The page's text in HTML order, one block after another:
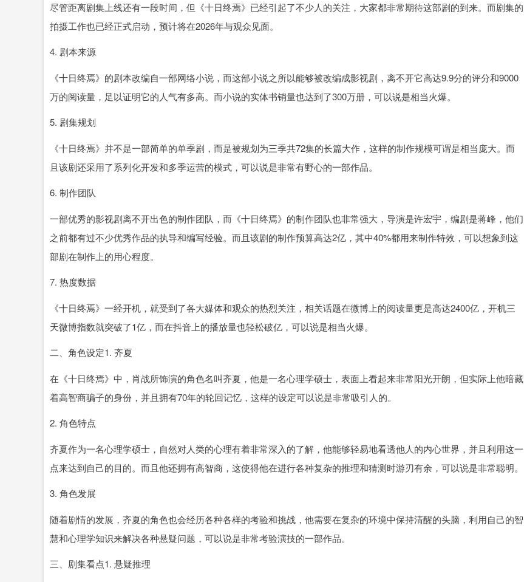
尽管距离剧集上线还有一段时间，但《十日终焉》已经引起了不少人的关注，大家都非常期待这部剧的到来。而剧集的
拍摄工作也已经正式启动，预计将在2026年与观众见面。
4. 剧本来源
《十日终焉》的剧本改编自一部网络小说，而这部小说之所以能够被改编成影视剧，离不开它高达9.9分的评分和9000
万的阅读量，足以证明它的人气有多高。而小说的实体书销量也达到了300万册，可以说是相当火爆。
5. 剧集规划
《十日终焉》并不是一部简单的单季剧，而是被规划为三季共72集的长篇大作，这样的制作规模可谓是相当庞大。而
且该剧还采用了系列化开发和多季运营的模式，可以说是非常有野心的一部作品。
6. 制作团队
一部优秀的影视剧离不开出色的制作团队，而《十日终焉》的制作团队也非常强大，导演是许宏宇，编剧是蒋峰，他们
之前都有过不少优秀作品的执导和编写经验。而且该剧的制作预算高达2亿，其中40%都用来制作特效，可以想象到这
部剧在制作上的用心程度。
7. 热度数据
《十日终焉》一经开机，就受到了各大媒体和观众的热烈关注，相关话题在微博上的阅读量更是高达2400亿，开机三
天微博指数就突破了1亿，而在抖音上的播放量也轻松破亿，可以说是相当火爆。
二、角色设定1. 齐夏
在《十日终焉》中，肖战所饰演的角色名叫齐夏，他是一名心理学硕士，表面上看起来非常阳光开朗，但实际上他暗藏
着高智商骗子的身份，并且拥有70年的轮回记忆，这样的设定可以说是非常吸引人的。
2. 角色特点
齐夏作为一名心理学硕士，自然对人类的心理有着非常深入的了解，他能够轻易地看透他人的内心世界，并且利用这一
点来达到自己的目的。而且他还拥有高智商，这使得他在进行各种复杂的推理和猜测时游刃有余，可以说是非常聪明。
3. 角色发展
随着剧情的发展，齐夏的角色也会经历各种各样的考验和挑战，他需要在复杂的环境中保持清醒的头脑，利用自己的智
慧和心理学知识来解决各种悬疑问题，可以说是非常考验演技的一部作品。
三、剧集看点1. 悬疑推理